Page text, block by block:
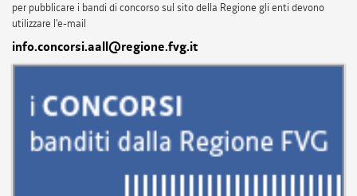
per pubblicare i bandi di concorso sul sito della Regione gli enti devono
utilizzare l'e-mail
info.concorsi.aall@regione.fvg.it